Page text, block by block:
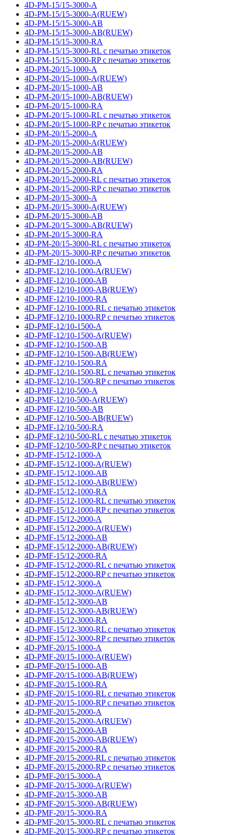
4D-PM-15/15-3000-A
4D-PM-15/15-3000-A(RUEW)
4D-PM-15/15-3000-AB
4D-PM-15/15-3000-AB(RUEW)
4D-PM-15/15-3000-RA
4D-PM-15/15-3000-RL с печатью этикеток
4D-PM-15/15-3000-RP с печатью этикеток
4D-PM-20/15-1000-A
4D-PM-20/15-1000-A(RUEW)
4D-PM-20/15-1000-AB
4D-PM-20/15-1000-AB(RUEW)
4D-PM-20/15-1000-RA
4D-PM-20/15-1000-RL с печатью этикеток
4D-PM-20/15-1000-RP с печатью этикеток
4D-PM-20/15-2000-A
4D-PM-20/15-2000-A(RUEW)
4D-PM-20/15-2000-AB
4D-PM-20/15-2000-AB(RUEW)
4D-PM-20/15-2000-RA
4D-PM-20/15-2000-RL с печатью этикеток
4D-PM-20/15-2000-RP с печатью этикеток
4D-PM-20/15-3000-A
4D-PM-20/15-3000-A(RUEW)
4D-PM-20/15-3000-AB
4D-PM-20/15-3000-AB(RUEW)
4D-PM-20/15-3000-RA
4D-PM-20/15-3000-RL с печатью этикеток
4D-PM-20/15-3000-RP с печатью этикеток
4D-PMF-12/10-1000-A
4D-PMF-12/10-1000-A(RUEW)
4D-PMF-12/10-1000-AB
4D-PMF-12/10-1000-AB(RUEW)
4D-PMF-12/10-1000-RA
4D-PMF-12/10-1000-RL с печатью этикеток
4D-PMF-12/10-1000-RP с печатью этикеток
4D-PMF-12/10-1500-A
4D-PMF-12/10-1500-A(RUEW)
4D-PMF-12/10-1500-AB
4D-PMF-12/10-1500-AB(RUEW)
4D-PMF-12/10-1500-RA
4D-PMF-12/10-1500-RL с печатью этикеток
4D-PMF-12/10-1500-RP с печатью этикеток
4D-PMF-12/10-500-A
4D-PMF-12/10-500-A(RUEW)
4D-PMF-12/10-500-AB
4D-PMF-12/10-500-AB(RUEW)
4D-PMF-12/10-500-RA
4D-PMF-12/10-500-RL с печатью этикеток
4D-PMF-12/10-500-RP с печатью этикеток
4D-PMF-15/12-1000-A
4D-PMF-15/12-1000-A(RUEW)
4D-PMF-15/12-1000-AB
4D-PMF-15/12-1000-AB(RUEW)
4D-PMF-15/12-1000-RA
4D-PMF-15/12-1000-RL с печатью этикеток
4D-PMF-15/12-1000-RP с печатью этикеток
4D-PMF-15/12-2000-A
4D-PMF-15/12-2000-A(RUEW)
4D-PMF-15/12-2000-AB
4D-PMF-15/12-2000-AB(RUEW)
4D-PMF-15/12-2000-RA
4D-PMF-15/12-2000-RL с печатью этикеток
4D-PMF-15/12-2000-RP с печатью этикеток
4D-PMF-15/12-3000-A
4D-PMF-15/12-3000-A(RUEW)
4D-PMF-15/12-3000-AB
4D-PMF-15/12-3000-AB(RUEW)
4D-PMF-15/12-3000-RA
4D-PMF-15/12-3000-RL с печатью этикеток
4D-PMF-15/12-3000-RP с печатью этикеток
4D-PMF-20/15-1000-A
4D-PMF-20/15-1000-A(RUEW)
4D-PMF-20/15-1000-AB
4D-PMF-20/15-1000-AB(RUEW)
4D-PMF-20/15-1000-RA
4D-PMF-20/15-1000-RL с печатью этикеток
4D-PMF-20/15-1000-RP с печатью этикеток
4D-PMF-20/15-2000-A
4D-PMF-20/15-2000-A(RUEW)
4D-PMF-20/15-2000-AB
4D-PMF-20/15-2000-AB(RUEW)
4D-PMF-20/15-2000-RA
4D-PMF-20/15-2000-RL с печатью этикеток
4D-PMF-20/15-2000-RP с печатью этикеток
4D-PMF-20/15-3000-A
4D-PMF-20/15-3000-A(RUEW)
4D-PMF-20/15-3000-AB
4D-PMF-20/15-3000-AB(RUEW)
4D-PMF-20/15-3000-RA
4D-PMF-20/15-3000-RL с печатью этикеток
4D-PMF-20/15-3000-RP с печатью этикеток